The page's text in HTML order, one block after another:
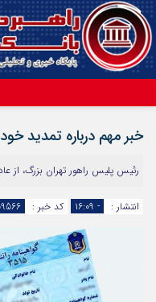
خبر مهم درباره تمدید
رئیس پلیس راهور تهران بزرگ، از
انتشار : - ۱۶:۰۹ کد خبر :